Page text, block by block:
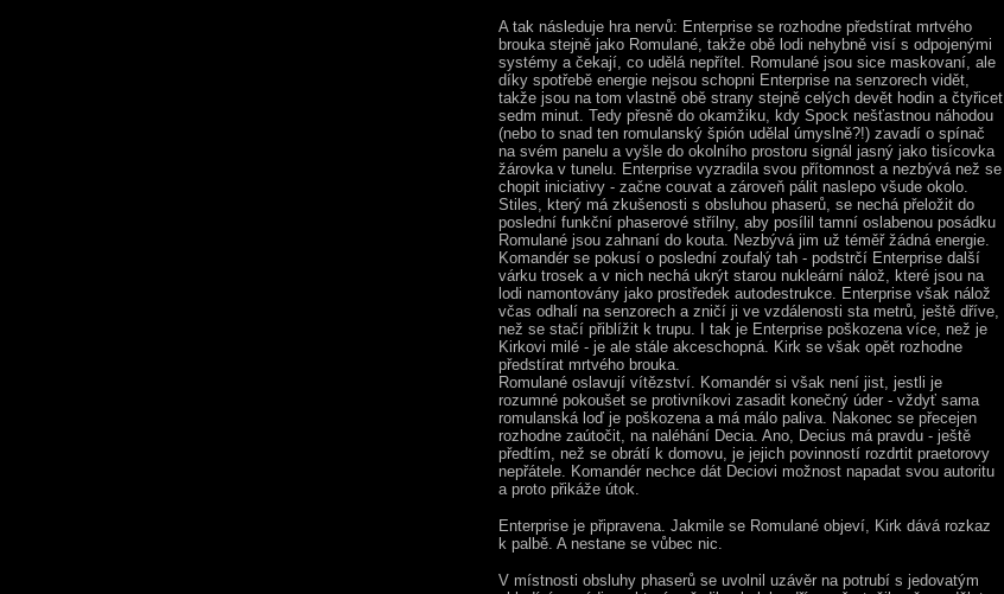
A tak následuje hra nervů: Enterprise se rozhodne předstírat mrtvého
brouka stejně jako Romulané, takže obě lodi nehybně visí s odpojenými
systémy a čekají, co udělá nepřítel. Romulané jsou sice maskovaní, ale
díky spotřebě energie nejsou schopni Enterprise na senzorech vidět,
takže jsou na tom vlastně obě strany stejně celých devět hodin a čtyřicet
sedm minut. Tedy přesně do okamžiku, kdy Spock nešťastnou náhodou
(nebo to snad ten romulanský špión udělal úmyslně?!) zavadí o spínač
na svém panelu a vyšle do okolního prostoru signál jasný jako tisícovka
žárovka v tunelu. Enterprise vyzradila svou přítomnost a nezbývá než se
chopit iniciativy - začne couvat a zároveň pálit naslepo všude okolo.
Stiles, který má zkušenosti s obsluhou phaserů, se nechá přeložit do
poslední funkční phaserové střílny, aby posílil tamní oslabenou posádku
Romulané jsou zahnaní do kouta. Nezbývá jim už téměř žádná energie.
Komandér se pokusí o poslední zoufalý tah - podstrčí Enterprise další
várku trosek a v nich nechá ukrýt starou nukleární nálož, které jsou na
lodi namontovány jako prostředek autodestrukce. Enterprise však nálož
včas odhalí na senzorech a zničí ji ve vzdálenosti sta metrů, ještě dříve,
než se stačí přiblížit k trupu. I tak je Enterprise poškozena více, než je
Kirkovi milé - je ale stále akceschopná. Kirk se však opět rozhodne
předstírat mrtvého brouka.
Romulané oslavují vítězství. Komandér si však není jist, jestli je
rozumné pokoušet se protivníkovi zasadit konečný úder - vždyť sama
romulanská loď je poškozena a má málo paliva. Nakonec se přecejen
rozhodne zaútočit, na naléhání Decia. Ano, Decius má pravdu - ještě
předtím, než se obrátí k domovu, je jejich povinností rozdrtit praetorovy
nepřátele. Komandér nechce dát Deciovi možnost napadat svou autoritu
a proto přikáže útok.
Enterprise je připravena. Jakmile se Romulané objeví, Kirk dává rozkaz
k palbě. A nestane se vůbec nic.
V místnosti obsluhy phaserů se uvolnil uzávěr na potrubí s jedovatým